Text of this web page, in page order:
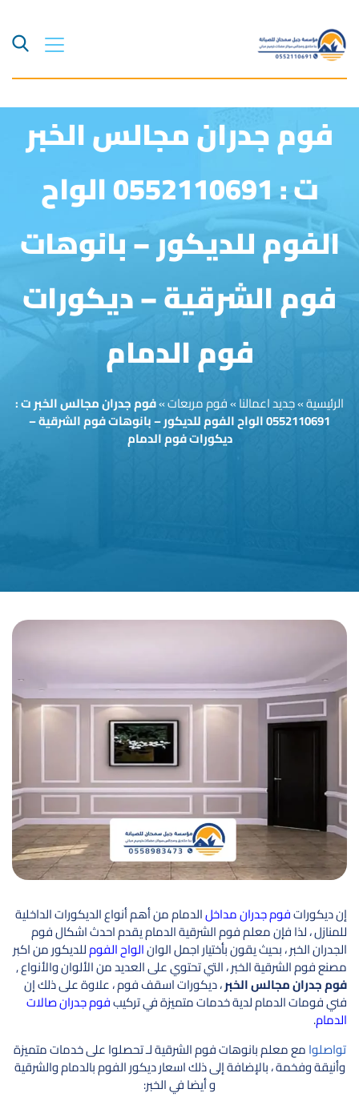
فوم جدران مجالس الخبر
ت : 0552110691 الواح
الفوم للديكور – بانوهات
فوم الشرقية – ديكورات
فوم الدمام
الرئيسية»جديد اعمالنا»فوم مربعات»فوم جدران مجالس الخبر ت :
0552110691 الواح الفوم للديكور – بانوهات فوم الشرقية –
ديكورات فوم الدمام
إن ديكوراتفوم جدران مداخلالدمام من أهم أنواع الديكورات الداخلية
للمنازل ، لذا فإن معلم فوم الشرقية الدمام يقدم احدث اشكال فوم
الجدران الخبر ، بحيث يقون بأختيار اجمل الوانالواح الفومللديكور من اكبر
مصنع فوم الشرقية الخبر ، التي تحتوي على العديد من الألوان والأنواع ,
فوم جدران مجالس الخبر، ديكورات اسقف فوم ، علاوة على ذلك إن
فني فومات الدمام لدية خدمات متميزة في تركيبفوم جدران صالات
الدمام.
تواصلوامع معلم بانوهات فوم الشرقية لـ تحصلوا على خدمات متميزة
وأنيقة وفخمة ، بالإضافة إلى ذلك اسعار ديكور الفوم بالدمام والشرقية
و أيضا في الخبر: